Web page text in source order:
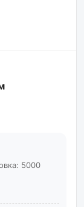
5000